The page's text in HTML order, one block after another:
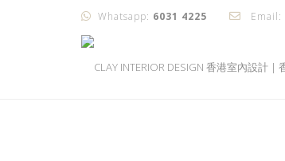
Whatsapp: 6031 4225 Email: